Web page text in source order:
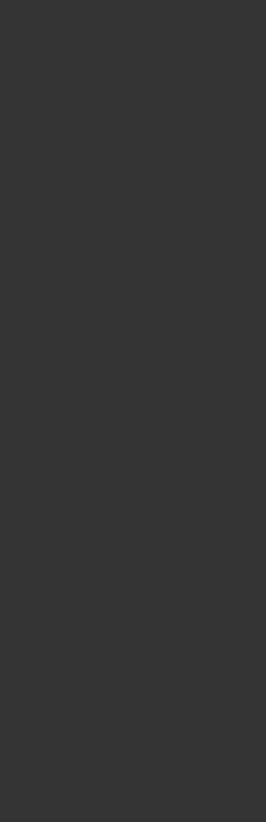
カーディガン